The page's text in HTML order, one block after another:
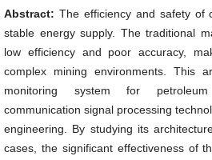
Abstract: The efficiency and safety of
stable energy supply. The traditional
low efficiency and poor accuracy,
complex mining environments. This
monitoring system for
communication signal processing
engineering. By studying its
cases, the significant effectiveness of